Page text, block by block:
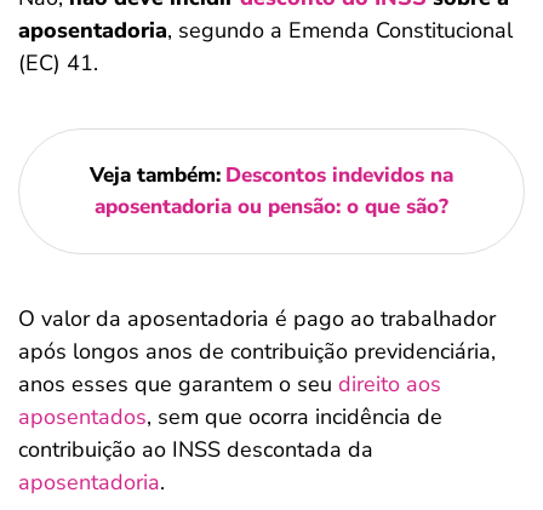
aposentadoria, segundo a Emenda Constitucional
(EC) 41.
Veja também: Descontos indevidos na
aposentadoria ou pensão: o que são?
O valor da aposentadoria é pago ao trabalhador
após longos anos de contribuição previdenciária,
anos esses que garantem o seu direito aos
aposentados, sem que ocorra incidência de
contribuição ao INSS descontada da
aposentadoria.